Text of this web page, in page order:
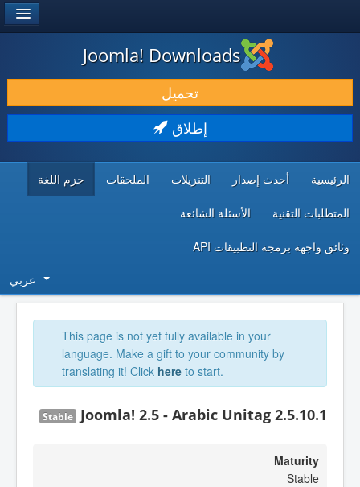
حمل & ومدد
اكتشف & تعلم
Joomla! Downloads
تحميل
إطلاق
الرئيسية أحدث إصدار التنزيلات الملحقات حزم اللغة
المتطلبات التقنية الأسئلة الشائعة
وثائق واجهة برمجة التطبيقات API
عربي
This page is not yet fully available in your
language. Make a gift to your community by
translating it! Click here to start.
Joomla! 2.5 - Arabic Unitag 2.5.10.1
Stable
Maturity
Stable